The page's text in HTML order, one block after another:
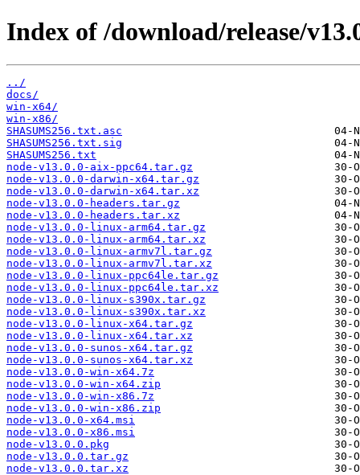
Index of /download/release/
../
docs/
win-x64/
win-x86/
SHASUMS256.txt.asc
SHASUMS256.txt.sig
SHASUMS256.txt
node-v13.0.0-aix-ppc64.tar.gz
node-v13.0.0-darwin-x64.tar.gz
node-v13.0.0-darwin-x64.tar.xz
node-v13.0.0-headers.tar.gz
node-v13.0.0-headers.tar.xz
node-v13.0.0-linux-arm64.tar.gz
node-v13.0.0-linux-arm64.tar.xz
node-v13.0.0-linux-armv7l.tar.gz
node-v13.0.0-linux-armv7l.tar.xz
node-v13.0.0-linux-ppc64le.tar.gz
node-v13.0.0-linux-ppc64le.tar.xz
node-v13.0.0-linux-s390x.tar.gz
node-v13.0.0-linux-s390x.tar.xz
node-v13.0.0-linux-x64.tar.gz
node-v13.0.0-linux-x64.tar.xz
node-v13.0.0-sunos-x64.tar.gz
node-v13.0.0-sunos-x64.tar.xz
node-v13.0.0-win-x64.7z
node-v13.0.0-win-x64.zip
node-v13.0.0-win-x86.7z
node-v13.0.0-win-x86.zip
node-v13.0.0-x64.msi
node-v13.0.0-x86.msi
node-v13.0.0.pkg
node-v13.0.0.tar.gz
node-v13.0.0.tar.xz